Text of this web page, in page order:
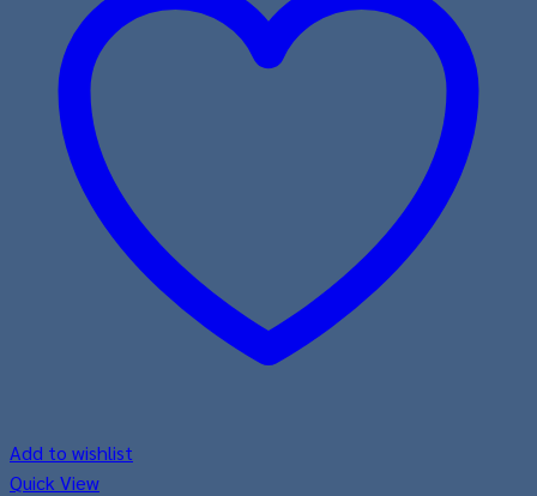
Add to wishlist
Quick View